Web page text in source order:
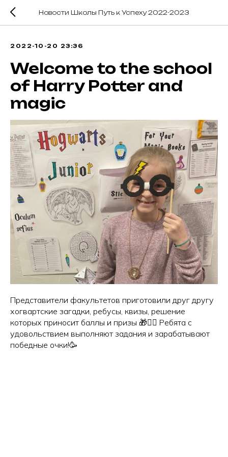
Новости Школы Путь к Успеху 2022-2023
2022-10-20 23:36
Welcome to the school
of Harry Potter and
magic
Представители факультетов приготовили друг другу
хогвартские загадки, ребусы, квизы, решение
которых приносит баллы и призы 🎁🧙‍♀️ Ребята с
удовольствием выполняют задания и зарабатывают
победные очки!🥳